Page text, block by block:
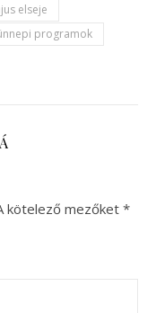
elseje
programok
kötelező mezőket *